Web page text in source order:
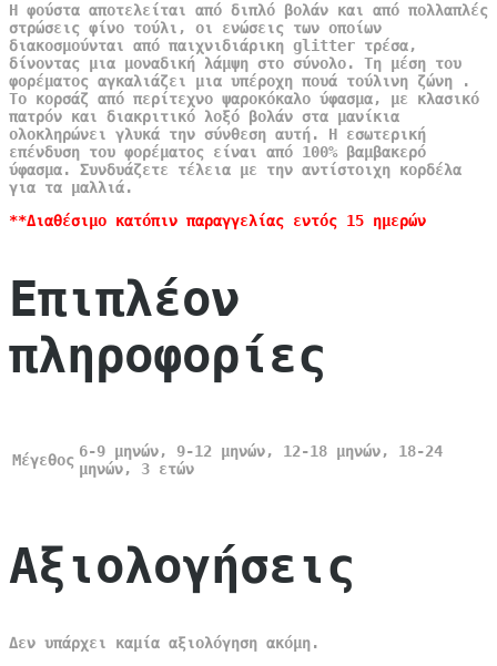
Η φούστα αποτελείται από διπλό βολάν και από πολλαπλές
στρώσεις φίνο τούλι, οι ενώσεις των οποίων
διακοσμούνται από παιχνιδιάρικη glitter τρέσα,
δίνοντας μια μοναδική λάμψη στο σύνολο. Τη μέση του
φορέματος αγκαλιάζει μια υπέροχη πουά τούλινη ζώνη .
Το κορσάζ από περίτεχνο ψαροκόκαλο ύφασμα, με κλασικό
πατρόν και διακριτικό λοξό βολάν στα μανίκια
ολοκληρώνει γλυκά την σύνθεση αυτή. Η εσωτερική
επένδυση του φορέματος είναι από 100% βαμβακερό
ύφασμα. Συνδυάζετε τέλεια με την αντίστοιχη κορδέλα
για τα μαλλιά.
**Διαθέσιμο κατόπιν παραγγελίας εντός 15 ημερών
Επιπλέον
πληροφορίες
Μέγεθος 6-9 μηνών, 9-12 μηνών, 12-18 μηνών, 18-24
μηνών, 3 ετών
Αξιολογήσεις
Δεν υπάρχει καμία αξιολόγηση ακόμη.